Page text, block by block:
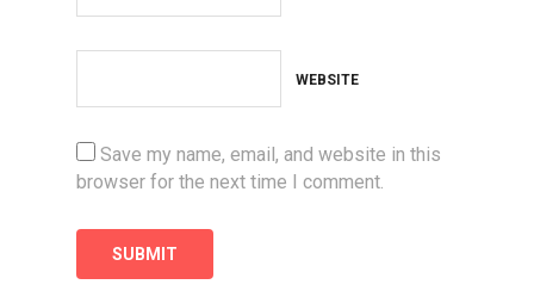
WEBSITE
Save my name, email, and website in this
browser for the next time I comment.